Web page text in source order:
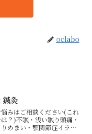
oclabo
鍼灸
みはご相談ください(これ
？)不眠・浅い眠り頭痛・
めまい・顎関節症イライ